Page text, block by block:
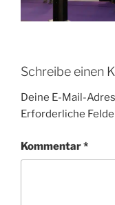
Schreibe einen
Deine E-Mail-
Erforderliche
Kommentar*